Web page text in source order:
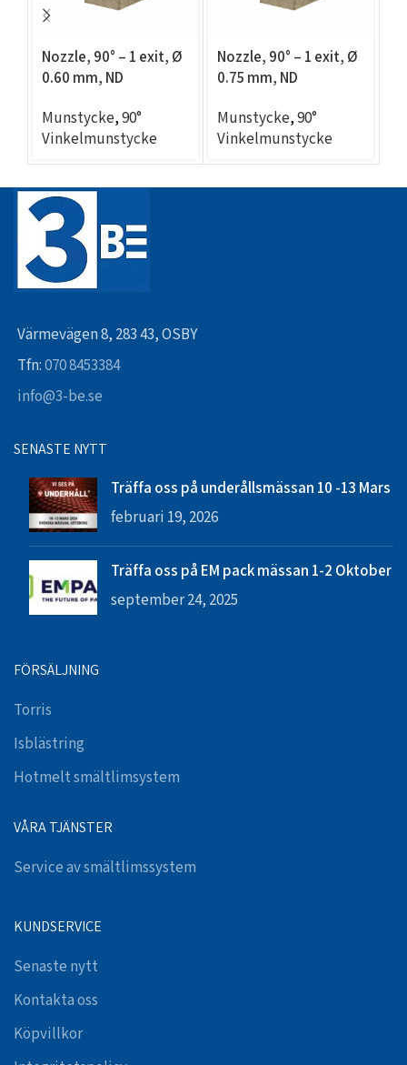
Nozzle, 90° – 1 exit, Ø
0.60 mm, ND
Munstycke,90°
Vinkelmunstycke
Nozzle, 90° – 1 exit, Ø
0.75 mm, ND
Munstycke,90°
Vinkelmunstycke
Värmevägen 8, 283 43, OSBY
Tfn:070 8453384
info@3-be.se
SENASTE NYTT
Träffa oss på underållsmässan 10 -13 Mars
februari 19, 2026
Träffa oss på EM pack mässan 1-2 Oktober
september 24, 2025
FÖRSÄLJNING
Torris
Isblästring
Hotmelt smältlimsystem
VÅRA TJÄNSTER
Service av smältlimssystem
KUNDSERVICE
Senaste nytt
Kontakta oss
Köpvillkor